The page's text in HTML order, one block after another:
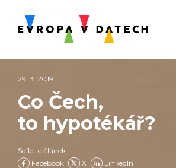
29. 3. 2019
Co Čech,
to hypotékář?
Sdílejte článek
Facebook
X LinkedIn